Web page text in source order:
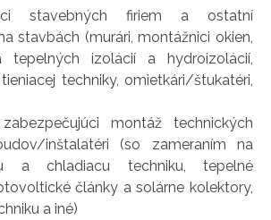
stavebných firiem a ostatní
stavbách (murári, montážnici okien,
tepelných izolácií a hydroizolácií,
techniky, omietkári/štukatéri,
montáž technických
inštalatéri (so zameraním na
a chladiacu techniku, tepelné
články a solárne kolektory,
a iné)